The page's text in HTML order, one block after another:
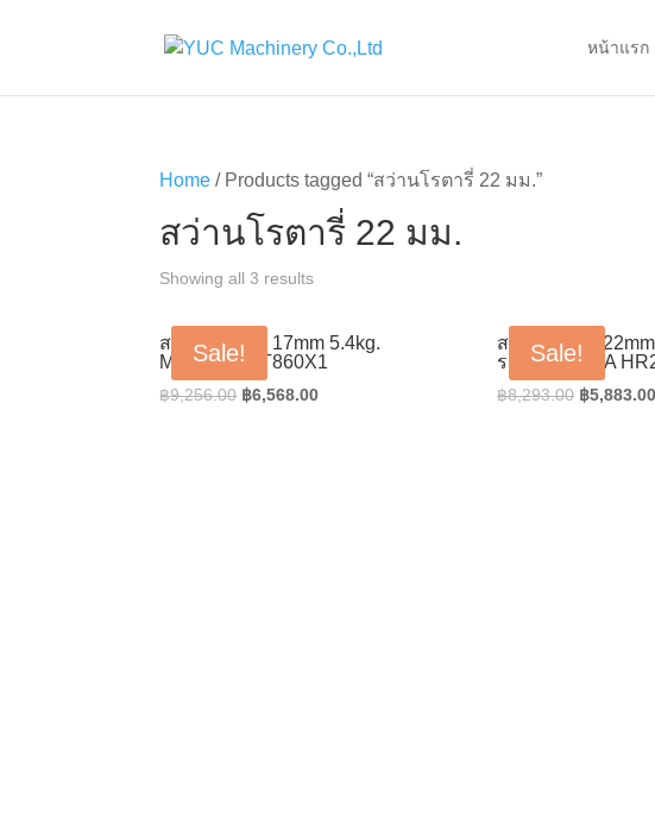
หน้าแรก
Home / Products tagged “สว่านโรตารี่ 22 มม.”
สว่านโรตารี่ 22 มม.
Showing all 3 results
Sale!
สกัดคอนกรีต 17mm 5.4kg.
MAKTEC MT860X1
฿9,256.00 Original
฿6,568.00Current
Sale!
สว่านโรตารี่
ระบบ MAKITA
฿8,293.00 Original
฿5,883.00